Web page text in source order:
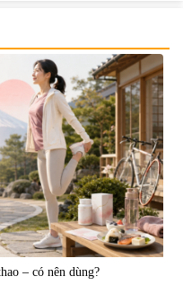
nang uống cải thiện thị lực,
nhớ DHA + EPA + Flaxseed
30 viên/gói - Date 02/2027
|52.346
đ
– có nên dùng?